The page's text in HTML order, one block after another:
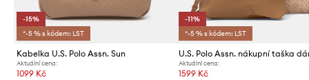
-15%
*-5 % s kódem: LST
Kabelka U.S. Polo Assn. Sun
Aktuální cena:
1099 Kč
-11%
*-5 % s kódem: LST
Aktuální cena:
1599 Kč